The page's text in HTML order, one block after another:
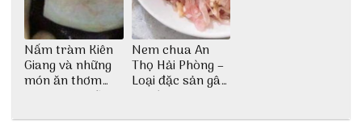
Nấm tràm Kiên
Giang và những
món ăn thơm
ngon khó cưỡng
Nem chua An
Thọ Hải Phòng –
Loại đặc sản gây
nghiện